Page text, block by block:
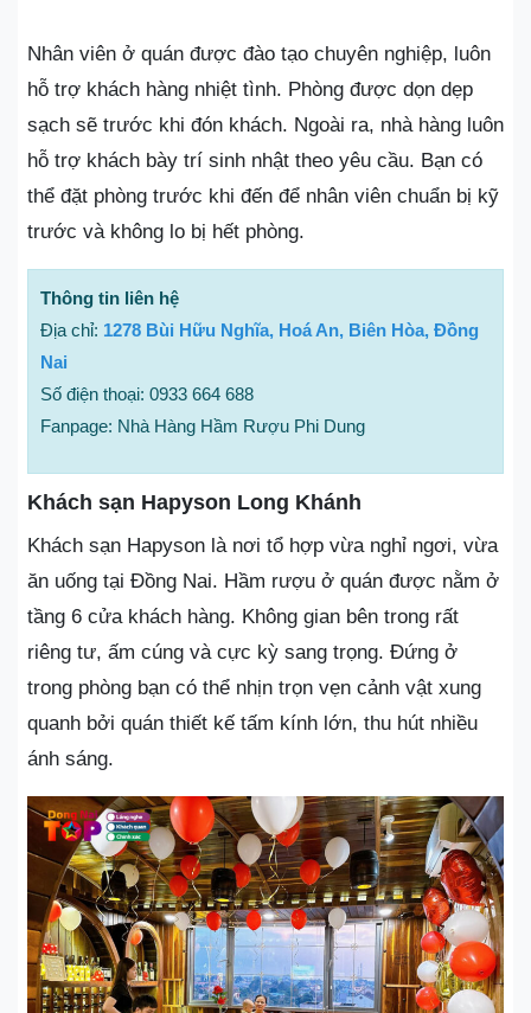
Nhân viên ở quán được đào tạo chuyên nghiệp, luôn
hỗ trợ khách hàng nhiệt tình. Phòng được dọn dẹp
sạch sẽ trước khi đón khách. Ngoài ra, nhà hàng luôn
hỗ trợ khách bày trí sinh nhật theo yêu cầu. Bạn có
thể đặt phòng trước khi đến để nhân viên chuẩn bị kỹ
trước và không lo bị hết phòng.
Thông tin liên hệ
Địa chỉ: 1278 Bùi Hữu Nghĩa, Hoá An, Biên Hòa, Đồng
Nai
Số điện thoại: 0933 664 688
Fanpage: Nhà Hàng Hầm Rượu Phi Dung
Khách sạn Hapyson Long Khánh
Khách sạn Hapyson là nơi tổ hợp vừa nghỉ ngơi, vừa
ăn uống tại Đồng Nai. Hầm rượu ở quán được nằm ở
tầng 6 cửa khách hàng. Không gian bên trong rất
riêng tư, ấm cúng và cực kỳ sang trọng. Đứng ở
trong phòng bạn có thể nhịn trọn vẹn cảnh vật xung
quanh bởi quán thiết kế tấm kính lớn, thu hút nhiều
ánh sáng.